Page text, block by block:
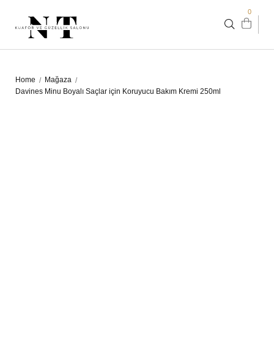
0
Home / Mağaza /
Davines Minu Boyalı Saçlar için Koruyucu Bakım Kremi 250ml